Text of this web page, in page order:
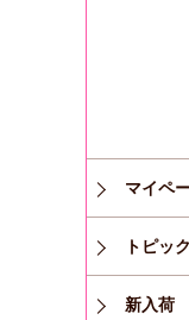
マイペ
トピッ
新入荷